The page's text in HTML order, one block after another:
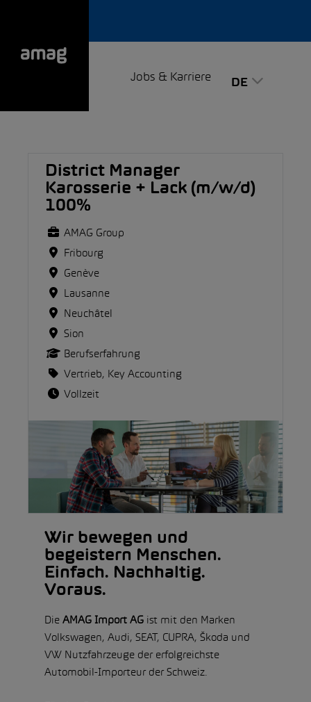
DE
Jobs & Karriere
District Manager
Karosserie + Lack (m/w/d)
100%
AMAG Group
Fribourg
Genève
Lausanne
Neuchâtel
Sion
Berufserfahrung
Vertrieb, Key Accounting
Vollzeit
Wir bewegen und
begeistern Menschen.
Einfach. Nachhaltig.
Voraus.
Die AMAG Import AG ist mit den Marken
Volkswagen, Audi, SEAT, CUPRA, Škoda und
VW Nutzfahrzeuge der erfolgreichste
Automobil-Importeur der Schweiz.